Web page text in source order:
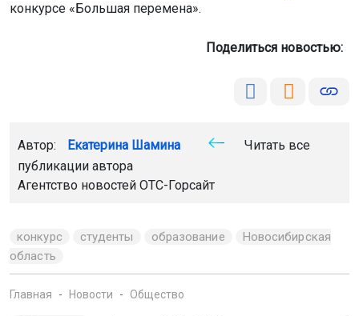
конкурсе «Большая перемена».
Поделиться новостью:
Автор: Екатерина Шамина
Читать все
публикации автора
Агентство новостей ОТС-Горсайт
конкурс студенты образование
Новосибирская
область
Главная Новости Общество